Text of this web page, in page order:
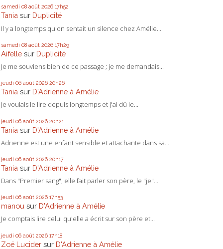
samedi 08 août 2026 17h52
Tania sur Duplicité
Il y a longtemps qu'on sentait un silence chez Amélie...
samedi 08 août 2026 17h29
Aifelle sur Duplicité
Je me souviens bien de ce passage ; je me demandais...
jeudi 06 août 2026 20h26
Tania sur D'Adrienne à Amélie
Je voulais le lire depuis longtemps et j'ai dû le...
jeudi 06 août 2026 20h21
Tania sur D'Adrienne à Amélie
Adrienne est une enfant sensible et attachante dans sa...
jeudi 06 août 2026 20h17
Tania sur D'Adrienne à Amélie
Dans "Premier sang", elle fait parler son père, le "je"...
jeudi 06 août 2026 17h53
manou sur D'Adrienne à Amélie
Je comptais lire celui qu'elle a écrit sur son père et...
jeudi 06 août 2026 17h18
Zoë Lucider sur D'Adrienne à Amélie